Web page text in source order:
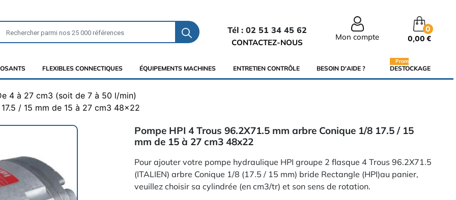
Tél : 02 51 34 45 62
CONTACTEZ-NOUS
Mon compte
0
0,00 €
FLEXIBLES CONNECTIQUES ÉQUIPEMENTS MACHINES ENTRETIEN CONTRÔLE BESOIN D'AIDE ? DESTOCKAGE
Promo
4 à 27 cm3 (soit de 7 à 50 l/min)
/ 15 mm de 15 à 27 cm3 48x22
Pompe HPI 4 Trous 96.2X71.5 mm arbre Conique 1/8 17.5 / 15
mm de 15 à 27 cm3 48x22
Pour ajouter votre pompe hydraulique HPI groupe 2 flasque 4 Trous 96.2X71.5
(ITALIEN) arbre Conique 1/8 (17.5 / 15 mm) bride Rectangle (HPI)au panier,
veuillez choisir sa cylindrée (en cm3/tr) et son sens de rotation.